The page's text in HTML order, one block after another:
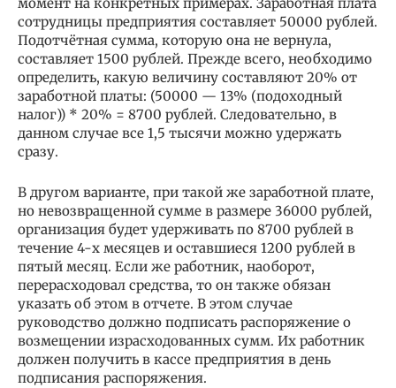
сотрудницы предприятия составляет 50000 рублей.
Подотчётная сумма, которую она не вернула,
составляет 1500 рублей. Прежде всего, необходимо
определить, какую величину составляют 20% от
заработной платы: (50000 — 13% (подоходный
налог)) * 20% = 8700 рублей. Следовательно, в
данном случае все 1,5 тысячи можно удержать
сразу.
В другом варианте, при такой же заработной плате,
но невозвращенной сумме в размере 36000 рублей,
организация будет удерживать по 8700 рублей в
течение 4-х месяцев и оставшиеся 1200 рублей в
пятый месяц. Если же работник, наоборот,
перерасходовал средства, то он также обязан
указать об этом в отчете. В этом случае
руководство должно подписать распоряжение о
возмещении израсходованных сумм. Их работник
должен получить в кассе предприятия в день
подписания распоряжения.